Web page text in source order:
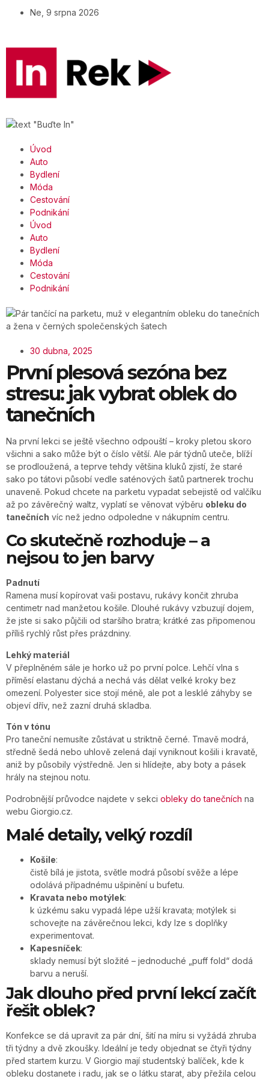
Ne, 9 srpna 2026
Úvod
Auto
Bydlení
Móda
Cestování
Podnikání
Úvod
Auto
Bydlení
Móda
Cestování
Podnikání
30 dubna, 2025
První plesová sezóna bez
stresu: jak vybrat oblek do
tanečních
Na první lekci se ještě všechno odpouští – kroky pletou skoro
všichni a sako může být o číslo větší. Ale pár týdnů uteče, blíží
se prodloužená, a teprve tehdy většina kluků zjistí, že staré
sako po tátovi působí vedle saténových šatů partnerek trochu
unaveně. Pokud chcete na parketu vypadat sebejistě od valčíku
až po závěrečný waltz, vyplatí se věnovat výběru obleku do
tanečních víc než jedno odpoledne v nákupním centru.
Co skutečně rozhoduje – a
nejsou to jen barvy
Padnutí
Ramena musí kopírovat vaši postavu, rukávy končit zhruba
centimetr nad manžetou košile. Dlouhé rukávy vzbuzují dojem,
že jste si sako půjčili od staršího bratra; krátké zas připomenou
příliš rychlý růst přes prázdniny.
Lehký materiál
V přeplněném sále je horko už po první polce. Lehčí vlna s
příměsí elastanu dýchá a nechá vás dělat velké kroky bez
omezení. Polyester sice stojí méně, ale pot a lesklé záhyby se
objeví dřív, než zazní druhá skladba.
Tón v tónu
Pro taneční nemusíte zůstávat u striktně černé. Tmavě modrá,
středně šedá nebo uhlově zelená dají vyniknout košili i kravatě,
aniž by působily výstředně. Jen si hlídejte, aby boty a pásek
hrály na stejnou notu.
Podrobnější průvodce najdete v sekci obleky do tanečních na
webu Giorgio.cz.
Malé detaily, velký rozdíl
Košile:
čistě bílá je jistota, světle modrá působí svěže a lépe
odolává případnému ušpinění u bufetu.
Kravata nebo motýlek:
k úzkému saku vypadá lépe užší kravata; motýlek si
schovejte na závěrečnou lekci, kdy lze s doplňky
experimentovat.
Kapesníček:
sklady nemusí být složité – jednoduché „puff fold“ dodá
barvu a neruší.
Jak dlouho před první lekcí začít
řešit oblek?
Konfekce se dá upravit za pár dní, šití na míru si vyžádá zhruba
tři týdny a dvě zkoušky. Ideální je tedy objednat se čtyři týdny
před startem kurzu. V Giorgio mají studentský balíček, kde k
obleku dostanete i radu, jak se o látku starat, aby přežila celou